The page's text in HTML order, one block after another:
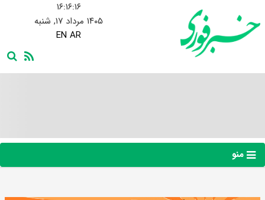
۱۶:۱۶:۱۷
۱۴۰۵ مرداد ۱۷, شنبه
EN AR
منو